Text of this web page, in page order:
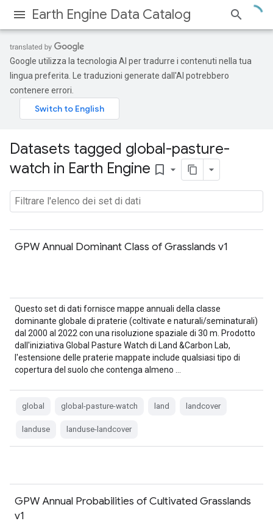
Earth Engine Data Catalog
Google utilizza la tecnologia AI per tradurre i contenuti nella tua
lingua preferita. Le traduzioni generate dall'AI potrebbero
contenere errori.
Datasets tagged global-pasture-
watch in Earth Engine bookmark_border
GPW Annual Dominant Class of Grasslands v1
Questo set di dati fornisce mappe annuali della classe
dominante globale di praterie (coltivate e naturali/seminaturali)
dal 2000 al 2022 con una risoluzione spaziale di 30 m. Prodotto
dall'iniziativa Global Pasture Watch di Land &Carbon Lab,
l'estensione delle praterie mappate include qualsiasi tipo di
copertura del suolo che contenga almeno …
global global-pasture-watch land landcover
landuse landuse-landcover
GPW Annual Probabilities of Cultivated Grasslands
v1